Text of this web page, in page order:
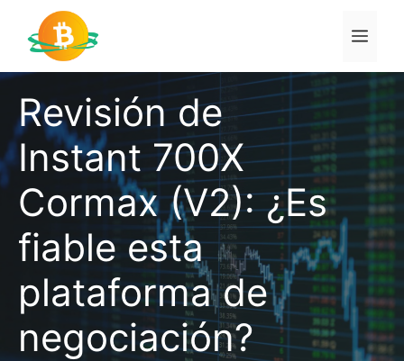
contenido
Revisión de
Instant 700X
Cormax (V2): ¿Es
fiable esta
plataforma de
negociación?